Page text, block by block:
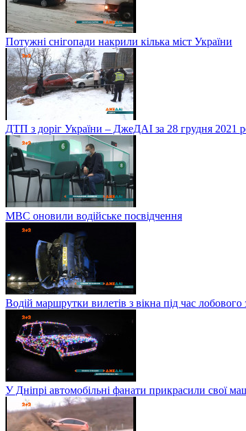
Потужні снігопади накрили кілька міст України
ДТП з доріг України – ДжеДАІ за 28 грудня 2021
МВС оновили водійське посвідчення
Водій маршрутки вилетів з вікна під час
У Дніпрі автомобільні фанати прикрасили свої